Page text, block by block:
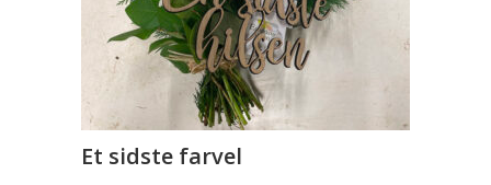
Et sidste farvel